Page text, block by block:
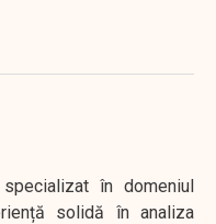
în domeniul
solidă în analiza